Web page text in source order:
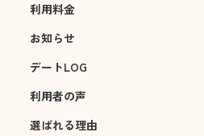
利用料金
お知らせ
デートLOG
利用者の声
選ばれる理由